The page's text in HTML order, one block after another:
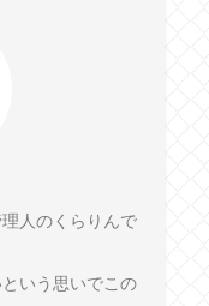
人のくらりんで
いう思いでこの